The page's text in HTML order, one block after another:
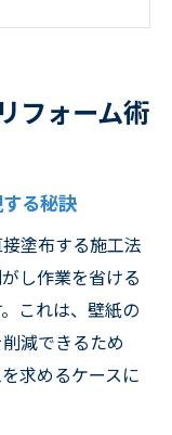
に知っておく
ームセンター
フォーム術
る秘訣
塗布する施工法
し作業を省ける
これは、壁紙の
減できるため
求めるケースに